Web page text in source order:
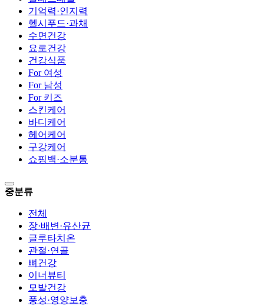
기억력·인지력
헬시푸드·과채
수면건강
요로건강
건강식품
For 여성
For 남성
For 키즈
스킨케어
바디케어
헤어케어
구강케어
쇼핑백·소분통
중분류
전체
장·배변·유산균
글루타치온
관절·연골
뼈건강
이너뷰티
모발건강
풍성·영양보충